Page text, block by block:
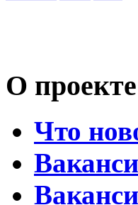
О проекте
Что